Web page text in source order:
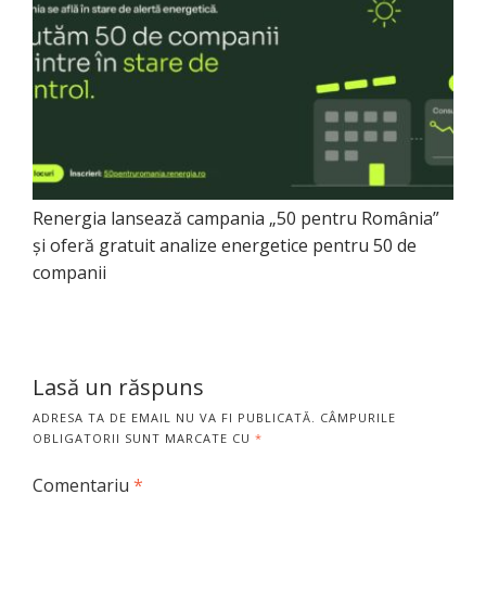
Renergia lansează campania „50 pentru România”
și oferă gratuit analize energetice pentru 50 de
companii
Lasă un răspuns
ADRESA TA DE EMAIL NU VA FI PUBLICATĂ. CÂMPURILE
OBLIGATORII SUNT MARCATE CU *
Comentariu *